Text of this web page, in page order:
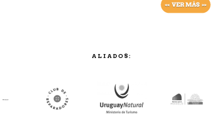
ALIADOS: